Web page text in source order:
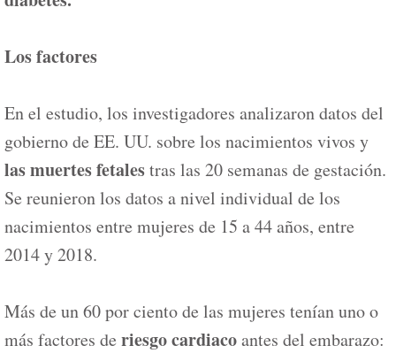
Los factores
En el estudio, los investigadores analizaron datos del
gobierno de EE. UU. sobre los nacimientos vivos y
las muertes fetalestras las 20 semanas de gestación.
Se reunieron los datos a nivel individual de los
nacimientos entre mujeres de 15 a 44 años, entre
2014 y 2018.
Más de un 60 por ciento de las mujeres tenían uno o
más factores de riesgo cardiacoantes del embarazo: